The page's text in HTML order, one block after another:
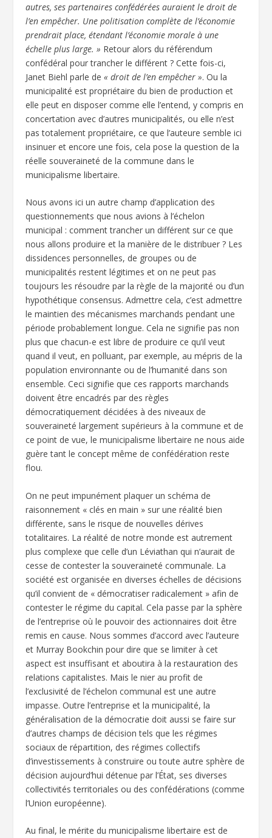
autres, ses partenaires confédérées auraient le droit de
l’en empêcher. Une politisation complète de l’économie
prendrait place, étendant l’économie morale à une
échelle plus large. » Retour alors du référendum
confédéral pour trancher le différent ? Cette fois-ci,
Janet Biehl parle de« droit de l’en empêcher ». Ou la
municipalité est propriétaire du bien de production et
elle peut en disposer comme elle l’entend, y compris en
concertation avec d’autres municipalités, ou elle n’est
pas totalement propriétaire, ce que l’auteure semble ici
insinuer et encore une fois, cela pose la question de la
réelle souveraineté de la commune dans le
municipalisme libertaire.
Nous avons ici un autre champ d’application des
questionnements que nous avions à l’échelon
municipal : comment trancher un différent sur ce que
nous allons produire et la manière de le distribuer ? Les
dissidences personnelles, de groupes ou de
municipalités restent légitimes et on ne peut pas
toujours les résoudre par la règle de la majorité ou d’un
hypothétique consensus. Admettre cela, c’est admettre
le maintien des mécanismes marchands pendant une
période probablement longue. Cela ne signifie pas non
plus que chacun-e est libre de produire ce qu’il veut
quand il veut, en polluant, par exemple, au mépris de la
population environnante ou de l’humanité dans son
ensemble. Ceci signifie que ces rapports marchands
doivent être encadrés par des règles
démocratiquement décidées à des niveaux de
souveraineté largement supérieurs à la commune et de
ce point de vue, le municipalisme libertaire ne nous aide
guère tant le concept même de confédération reste
flou.
On ne peut impunément plaquer un schéma de
raisonnement « clés en main » sur une réalité bien
différente, sans le risque de nouvelles dérives
totalitaires. La réalité de notre monde est autrement
plus complexe que celle d’un Léviathan qui n’aurait de
cesse de contester la souveraineté communale. La
société est organisée en diverses échelles de décisions
qu’il convient de « démocratiser radicalement » afin de
contester le régime du capital. Cela passe par la sphère
de l’entreprise où le pouvoir des actionnaires doit être
remis en cause. Nous sommes d’accord avec l’auteure
et Murray Bookchin pour dire que se limiter à cet
aspect est insuffisant et aboutira à la restauration des
relations capitalistes. Mais le nier au profit de
l’exclusivité de l’échelon communal est une autre
impasse. Outre l’entreprise et la municipalité, la
généralisation de la démocratie doit aussi se faire sur
d’autres champs de décision tels que les régimes
sociaux de répartition, des régimes collectifs
d’investissements à construire ou toute autre sphère de
décision aujourd’hui détenue par l’État, ses diverses
collectivités territoriales ou des confédérations (comme
l’Union européenne).
Au final, le mérite du municipalisme libertaire est de